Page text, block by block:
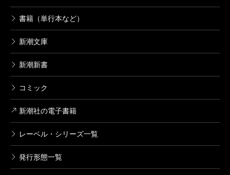
書籍（単行本など）
新潮文庫
新潮新書
コミック
新潮社の電子書籍
レーベル・シリーズ一覧
発行形態一覧